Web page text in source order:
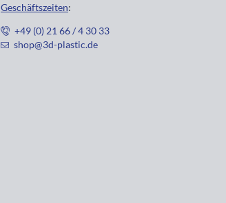
Geschäftszeiten:
+49 (0) 21 66 / 4 30 33
shop@3d-plastic.de